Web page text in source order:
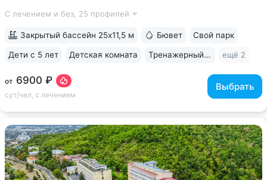
сохраняя все полезные свойства • Сероводородные ванны
С лечением и без, 25 профилей
от 6900 ₽
сут/чел, с лечением
Выбрать
Закрытый бассейн 25x11,5 м Бювет Свой парк
Дети с 5 лет Детская комната Тренажерный зал ещё 2